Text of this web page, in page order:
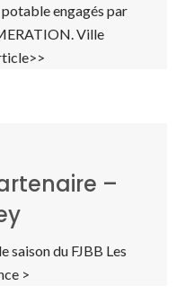
engagés par
Ville
–
saison du FJBB Les
>